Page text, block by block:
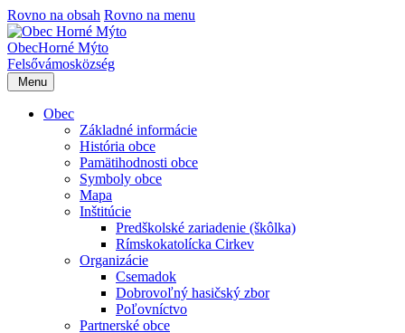
Rovno na obsah Rovno na menu
ObecHorné Mýto
Felsővámosközség
Menu
Obec
Základné informácie
História obce
Pamätihodnosti obce
Symboly obce
Mapa
Inštitúcie
Predškolské zariadenie (škôlka)
Rímskokatolícka Cirkev
Organizácie
Csemadok
Dobrovoľný hasičský zbor
Poľovníctvo
Partnerské obce